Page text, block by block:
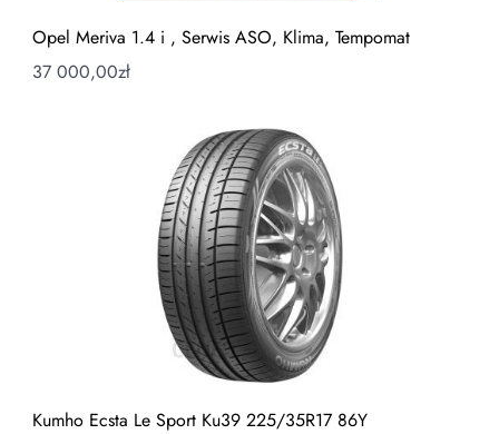
Opel Meriva 1.4 i , Serwis ASO, Klima, Tempomat
37 000,00zł
Kumho Ecsta Le Sport Ku39 225/35R17 86Y